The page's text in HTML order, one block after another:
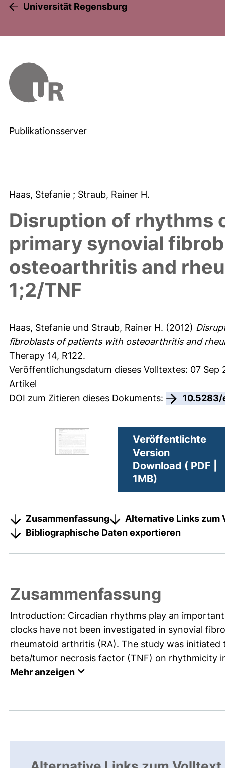
Universität Regensburg
Publikationsserver
Haas, Stefanie ; Straub, Rainer H.
Disruption of rhythms
primary synovial
osteoarthritis and
1;2/TNF
Haas, Stefanie und Straub, Rainer H. (2012)
fibroblasts of patients with osteoarthritis and
Therapy 14, R122.
Veröffentlichungsdatum dieses Volltextes: 07 Sep
Artikel
DOI zum Zitieren dieses Dokuments:
Veröffentlichte
Version
Download ( PDF |
1MB)
Zusammenfassung
Alternative Links zum
Bibliographische Daten exportieren
Zusammenfassung
Introduction: Circadian rhythms play an
clocks have not been investigated in synovial
rheumatoid arthritis (RA). The study was
beta/tumor necrosis factor (TNF) on rhythmicity
Mehr anzeigen